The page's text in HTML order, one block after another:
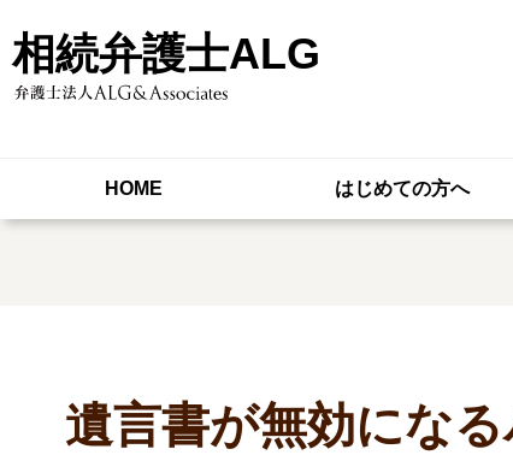
相続弁護士ALG
HOME はじめての方へ
遺言書が無効にな